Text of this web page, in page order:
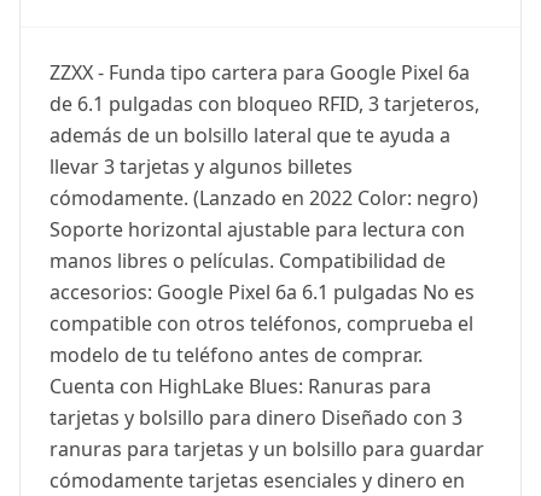
ZZXX - Funda tipo cartera para Google Pixel 6a
de 6.1 pulgadas con bloqueo RFID, 3 tarjeteros,
además de un bolsillo lateral que te ayuda a
llevar 3 tarjetas y algunos billetes
cómodamente. (Lanzado en 2022 Color: negro)
Soporte horizontal ajustable para lectura con
manos libres o películas. Compatibilidad de
accesorios: Google Pixel 6a 6.1 pulgadas No es
compatible con otros teléfonos, comprueba el
modelo de tu teléfono antes de comprar.
Cuenta con HighLake Blues: Ranuras para
tarjetas y bolsillo para dinero Diseñado con 3
ranuras para tarjetas y un bolsillo para guardar
cómodamente tarjetas esenciales y dinero en